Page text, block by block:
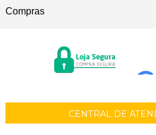
Compras
CENTRAL DE